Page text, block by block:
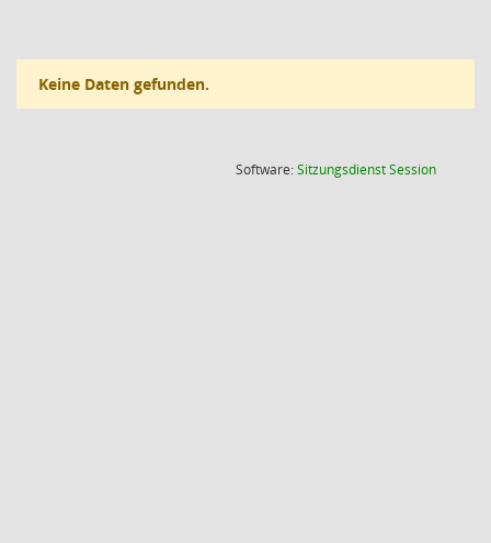
Keine Daten gefunden.
Software:SitzungsdienstSession(Wird in